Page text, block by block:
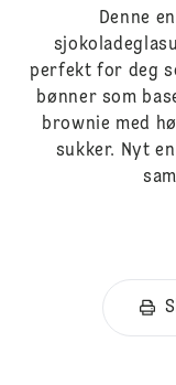
Denne
perfekt for deg
bønner som
brownie med
sukker. Nyt